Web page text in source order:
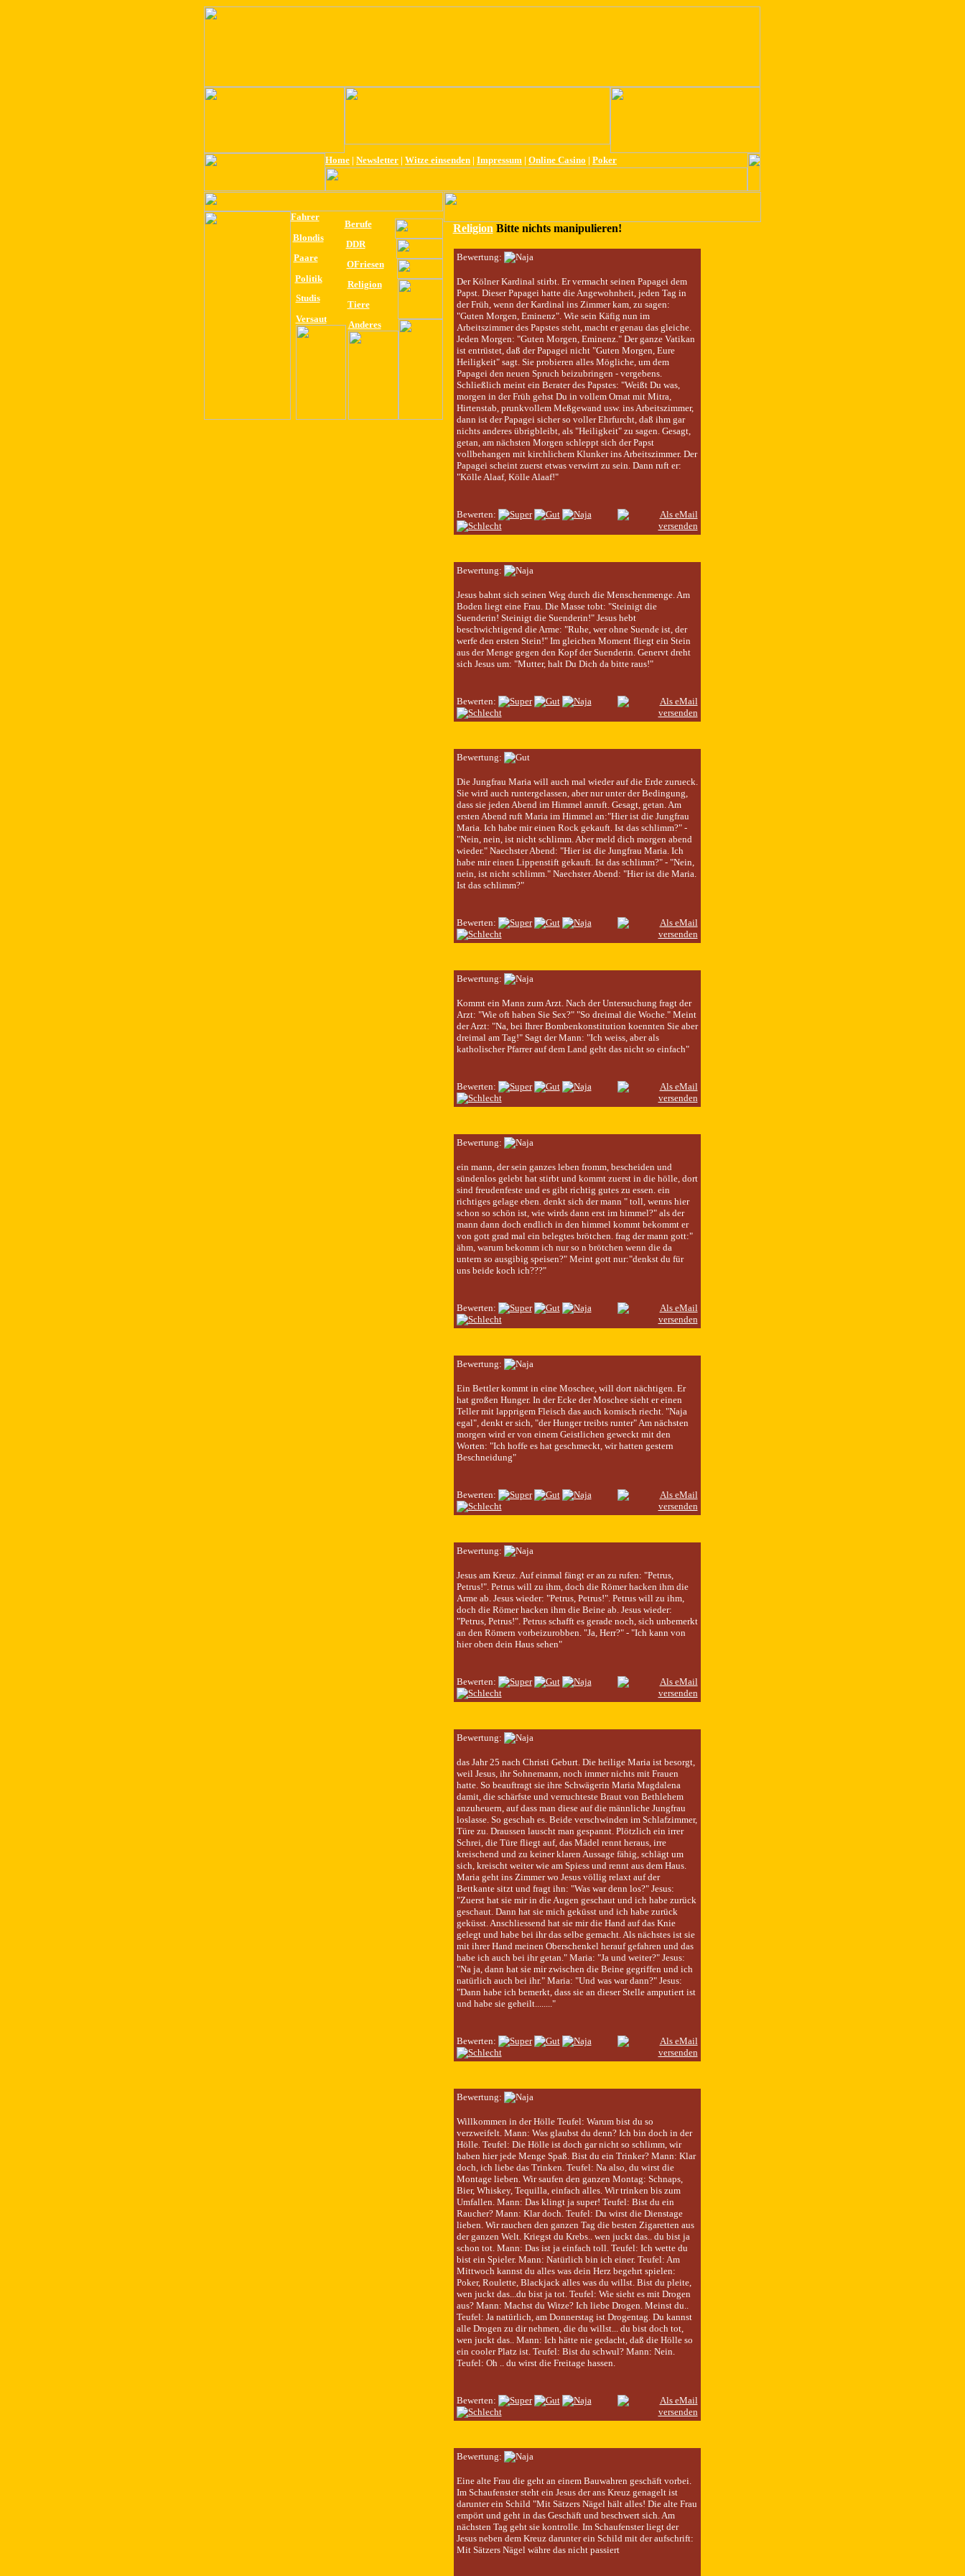
Home | Newsletter | Witze einsenden | Impressum | Online Casino | Poker
Fahrer
Berufe
Blondis
DDR
Paare
OFriesen
Politik
Religion
Studis
Tiere
Versaut
Anderes
Religion Bitte nichts manipulieren!
Bewertung:
Der Kölner Kardinal stirbt. Er vermacht seinen Papagei dem
Papst. Dieser Papagei hatte die Angewohnheit, jeden Tag in
der Früh, wenn der Kardinal ins Zimmer kam, zu sagen:
"Guten Morgen, Eminenz". Wie sein Käfig nun im
Arbeitszimmer des Papstes steht, macht er genau das gleiche.
Jeden Morgen: "Guten Morgen, Eminenz." Der ganze Vatikan
ist entrüstet, daß der Papagei nicht "Guten Morgen, Eure
Heiligkeit" sagt. Sie probieren alles Mögliche, um dem
Papagei den neuen Spruch beizubringen - vergebens.
Schließlich meint ein Berater des Papstes: "Weißt Du was,
morgen in der Früh gehst Du in vollem Ornat mit Mitra,
Hirtenstab, prunkvollem Meßgewand usw. ins Arbeitszimmer,
dann ist der Papagei sicher so voller Ehrfurcht, daß ihm gar
nichts anderes übrigbleibt, als "Heiligkeit" zu sagen. Gesagt,
getan, am nächsten Morgen schleppt sich der Papst
vollbehangen mit kirchlichem Klunker ins Arbeitszimmer. Der
Papagei scheint zuerst etwas verwirrt zu sein. Dann ruft er:
"Kölle Alaaf, Kölle Alaaf!"
Bewerten:
Bewertung:
Jesus bahnt sich seinen Weg durch die Menschenmenge. Am
Boden liegt eine Frau. Die Masse tobt: "Steinigt die
Suenderin! Steinigt die Suenderin!" Jesus hebt
beschwichtigend die Arme: "Ruhe, wer ohne Suende ist, der
werfe den ersten Stein!" Im gleichen Moment fliegt ein Stein
aus der Menge gegen den Kopf der Suenderin. Genervt dreht
sich Jesus um: "Mutter, halt Du Dich da bitte raus!"
Bewerten:
Bewertung:
Die Jungfrau Maria will auch mal wieder auf die Erde zurueck.
Sie wird auch runtergelassen, aber nur unter der Bedingung,
dass sie jeden Abend im Himmel anruft. Gesagt, getan. Am
ersten Abend ruft Maria im Himmel an:"Hier ist die Jungfrau
Maria. Ich habe mir einen Rock gekauft. Ist das schlimm?" -
"Nein, nein, ist nicht schlimm. Aber meld dich morgen abend
wieder." Naechster Abend: "Hier ist die Jungfrau Maria. Ich
habe mir einen Lippenstift gekauft. Ist das schlimm?" - "Nein,
nein, ist nicht schlimm." Naechster Abend: "Hier ist die Maria.
Ist das schlimm?"
Bewerten:
Bewertung:
Kommt ein Mann zum Arzt. Nach der Untersuchung fragt der
Arzt: "Wie oft haben Sie Sex?" "So dreimal die Woche." Meint
der Arzt: "Na, bei Ihrer Bombenkonstitution koennten Sie aber
dreimal am Tag!" Sagt der Mann: "Ich weiss, aber als
katholischer Pfarrer auf dem Land geht das nicht so einfach"
Bewerten:
Bewertung:
ein mann, der sein ganzes leben fromm, bescheiden und
sündenlos gelebt hat stirbt und kommt zuerst in die hölle, dort
sind freudenfeste und es gibt richtig gutes zu essen. ein
richtiges gelage eben. denkt sich der mann " toll, wenns hier
schon so schön ist, wie wirds dann erst im himmel?" als der
mann dann doch endlich in den himmel kommt bekommt er
von gott grad mal ein belegtes brötchen. frag der mann gott:"
ähm, warum bekomm ich nur so n brötchen wenn die da
untern so ausgibig speisen?" Meint gott nur:"denkst du für
uns beide koch ich???"
Bewerten:
Bewertung:
Ein Bettler kommt in eine Moschee, will dort nächtigen. Er
hat großen Hunger. In der Ecke der Moschee sieht er einen
Teller mit lapprigem Fleisch das auch komisch riecht. "Naja
egal", denkt er sich, "der Hunger treibts runter" Am nächsten
morgen wird er von einem Geistlichen geweckt mit den
Worten: "Ich hoffe es hat geschmeckt, wir hatten gestern
Beschneidung"
Bewerten:
Bewertung:
Jesus am Kreuz. Auf einmal fängt er an zu rufen: "Petrus,
Petrus!". Petrus will zu ihm, doch die Römer hacken ihm die
Arme ab. Jesus wieder: "Petrus, Petrus!". Petrus will zu ihm,
doch die Römer hacken ihm die Beine ab. Jesus wieder:
"Petrus, Petrus!". Petrus schafft es gerade noch, sich unbemerkt
an den Römern vorbeizurobben. "Ja, Herr?" - "Ich kann von
hier oben dein Haus sehen"
Bewerten:
Bewertung:
das Jahr 25 nach Christi Geburt. Die heilige Maria ist besorgt,
weil Jesus, ihr Sohnemann, noch immer nichts mit Frauen
hatte. So beauftragt sie ihre Schwägerin Maria Magdalena
damit, die schärfste und verruchteste Braut von Bethlehem
anzuheuern, auf dass man diese auf die männliche Jungfrau
loslasse. So geschah es. Beide verschwinden im Schlafzimmer,
Türe zu. Draussen lauscht man gespannt. Plötzlich ein irrer
Schrei, die Türe fliegt auf, das Mädel rennt heraus, irre
kreischend und zu keiner klaren Aussage fähig, schlägt um
sich, kreischt weiter wie am Spiess und rennt aus dem Haus.
Maria geht ins Zimmer wo Jesus völlig relaxt auf der
Bettkante sitzt und fragt ihn: "Was war denn los?" Jesus:
"Zuerst hat sie mir in die Augen geschaut und ich habe zurück
geschaut. Dann hat sie mich geküsst und ich habe zurück
geküsst. Anschliessend hat sie mir die Hand auf das Knie
gelegt und habe bei ihr das selbe gemacht. Als nächstes ist sie
mit ihrer Hand meinen Oberschenkel herauf gefahren und das
habe ich auch bei ihr getan." Maria: "Ja und weiter?" Jesus:
"Na ja, dann hat sie mir zwischen die Beine gegriffen und ich
natürlich auch bei ihr." Maria: "Und was war dann?" Jesus:
"Dann habe ich bemerkt, dass sie an dieser Stelle amputiert ist
und habe sie geheilt........"
Bewerten:
Bewertung:
Willkommen in der Hölle Teufel: Warum bist du so
verzweifelt. Mann: Was glaubst du denn? Ich bin doch in der
Hölle. Teufel: Die Hölle ist doch gar nicht so schlimm, wir
haben hier jede Menge Spaß. Bist du ein Trinker? Mann: Klar
doch, ich liebe das Trinken. Teufel: Na also, du wirst die
Montage lieben. Wir saufen den ganzen Montag: Schnaps,
Bier, Whiskey, Tequilla, einfach alles. Wir trinken bis zum
Umfallen. Mann: Das klingt ja super! Teufel: Bist du ein
Raucher? Mann: Klar doch. Teufel: Du wirst die Dienstage
lieben. Wir rauchen den ganzen Tag die besten Zigaretten aus
der ganzen Welt. Kriegst du Krebs.. wen juckt das.. du bist ja
schon tot. Mann: Das ist ja einfach toll. Teufel: Ich wette du
bist ein Spieler. Mann: Natürlich bin ich einer. Teufel: Am
Mittwoch kannst du alles was dein Herz begehrt spielen:
Poker, Roulette, Blackjack alles was du willst. Bist du pleite,
wen juckt das...du bist ja tot. Teufel: Wie sieht es mit Drogen
aus? Mann: Machst du Witze? Ich liebe Drogen. Meinst du..
Teufel: Ja natürlich, am Donnerstag ist Drogentag. Du kannst
alle Drogen zu dir nehmen, die du willst... du bist doch tot,
wen juckt das.. Mann: Ich hätte nie gedacht, daß die Hölle so
ein cooler Platz ist. Teufel: Bist du schwul? Mann: Nein.
Teufel: Oh .. du wirst die Freitage hassen.
Bewerten:
Bewertung:
Eine alte Frau die geht an einem Bauwahren geschäft vorbei.
Im Schaufenster steht ein Jesus der ans Kreuz genagelt ist
darunter ein Schild "Mit Sätzers Nägel hält alles! Die alte Frau
empört und geht in das Geschäft und beschwert sich. Am
nächsten Tag geht sie kontrolle. Im Schaufenster liegt der
Jesus neben dem Kreuz darunter ein Schild mit der aufschrift:
Mit Sätzers Nägel währe das nicht passiert